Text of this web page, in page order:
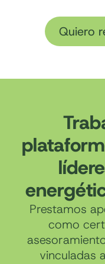
Quiero
Prestamos
como
vinculadas